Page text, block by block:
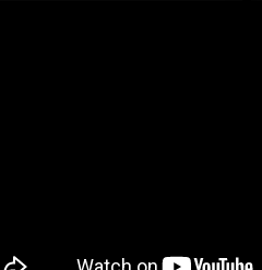
hermanos.mx. Todos los
autorización, queda
la publicación,
cualquier otro uso de los